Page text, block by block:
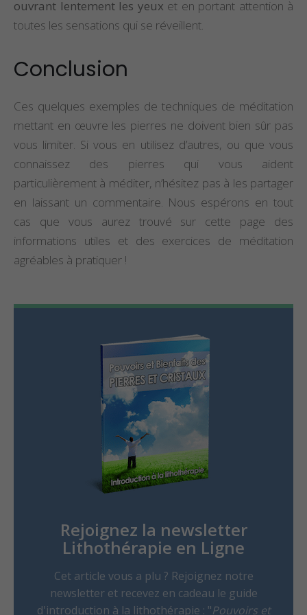
ouvrant lentement les yeux et en portant attention à
toutes les sensations qui se réveillent.
Conclusion
Ces quelques exemples de techniques de méditation
mettant en œuvre les pierres ne doivent bien sûr pas
vous limiter. Si vous en utilisez d’autres, ou que vous
connaissez des pierres qui vous aident
particulièrement à méditer, n’hésitez pas à les partager
en laissant un commentaire. Nous espérons en tout
cas que vous aurez trouvé sur cette page des
informations utiles et des exercices de méditation
agréables à pratiquer !
Rejoignez la newsletter
Lithothérapie en Ligne
Cet article vous a plu ? Rejoignez notre
newsletter et recevez en cadeau le guide
d'introduction à la lithothérapie : "Pouvoirs et